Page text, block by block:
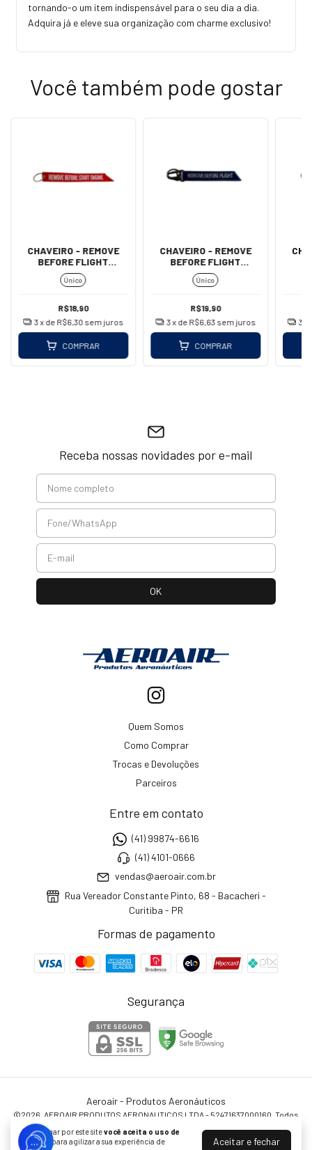
Ao navegar por este sitevocê aceita o uso de
cookies
para agilizar a sua experiência de
Aceitar e fechar
tornando-o um item indispensável para o seu dia a dia.
Adquira já e eleve sua organização com charme exclusivo!
Você também pode gostar
CHAVEIRO - REMOVE
BEFORE FLIGHT
(IMPORTADO)
Único
R$18,90
3x de R$6,30 sem juros
COMPRAR
CHAVEIRO - REMOVE
BEFORE FLIGHT
(MOSQUETÃO - AZUL)
Único
R$19,90
3x de R$6,63 sem juros
COMPRAR
3
Receba nossas novidades por e-mail
Quem Somos
Como Comprar
Trocas e Devoluções
Parceiros
Entre em contato
(41) 99874-6616
(41) 4101-0666
vendas@aeroair.com.br
Rua Vereador Constante Pinto, 68 - Bacacheri -
Curitiba - PR
Formas de pagamento
Segurança
Aeroair - Produtos Aeronáuticos
©2026. AEROAIR PRODUTOS AERONAUTICOS LTDA - 52471637000160. Todos